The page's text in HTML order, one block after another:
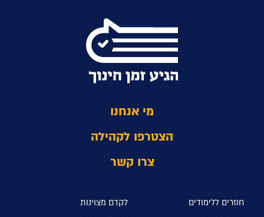
מי אנחנו
הצטרפו לקהילה
צרו קשר
חוזרים ללימודים
לקדם מצוינות